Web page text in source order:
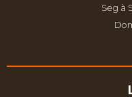
Seg à